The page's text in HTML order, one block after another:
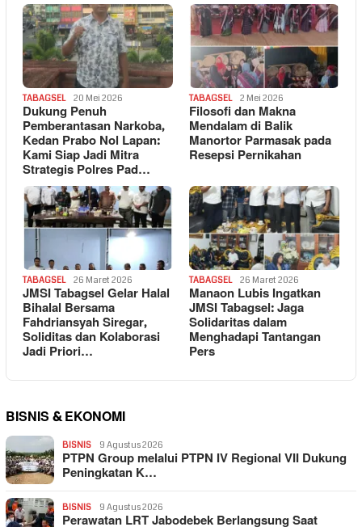
TABAGSEL 20 Mei 2026
Dukung Penuh
Pemberantasan Narkoba,
Kedan Prabo Nol Lapan:
Kami Siap Jadi Mitra
Strategis Polres Pad…
TABAGSEL 2 Mei 2026
Filosofi dan Makna
Mendalam di Balik
Manortor Parmasak pada
Resepsi Pernikahan
TABAGSEL 26 Maret 2026
JMSI Tabagsel Gelar Halal
Bihalal Bersama
Fahdriansyah Siregar,
Soliditas dan Kolaborasi
Jadi Priori…
TABAGSEL 26 Maret 2026
Manaon Lubis Ingatkan
JMSI Tabagsel: Jaga
Solidaritas dalam
Menghadapi Tantangan
Pers
BISNIS & EKONOMI
BISNIS 9 Agustus 2026
PTPN Group melalui PTPN IV Regional VII Dukung
Peningkatan K…
BISNIS 9 Agustus 2026
Perawatan LRT Jabodebek Berlangsung Saat